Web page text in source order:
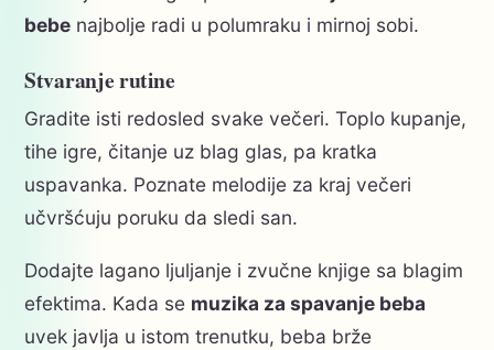
bebe najbolje radi u polumraku i mirnoj sobi.
Stvaranje rutine
Gradite isti redosled svake večeri. Toplo kupanje,
tihe igre, čitanje uz blag glas, pa kratka
uspavanka. Poznate melodije za kraj večeri
učvršćuju poruku da sledi san.
Dodajte lagano ljuljanje i zvučne knjige sa blagim
efektima. Kada se muzika za spavanje beba
uvek javlja u istom trenutku, beba brže